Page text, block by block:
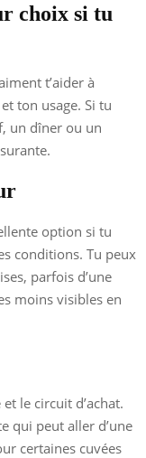
choix si tu
t’aider à
ton usage. Si tu
un dîner ou un
option si tu
conditions. Tu peux
parfois d’une
moins visibles en
le circuit d’achat.
qui peut aller d’une
certaines cuvées